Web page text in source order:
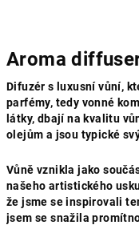
Aroma
Difuzér s luxusní vůní,
parfémy, tedy vonné
látky, dbají na kvalitu
olejům a jsou typické
Vůně vznikla jako
našeho artistického
že jsme se inspirovali
jsem se snažila